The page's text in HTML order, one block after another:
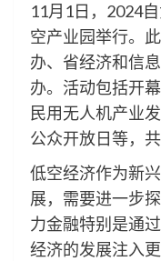
11月1日，2024
空产业园举行。
办、省经济和信
办。活动包括开
民用无人机产业
公众开放日等，
低空经济作为新
展，需要进一步
力金融特别是通
经济的发展注入